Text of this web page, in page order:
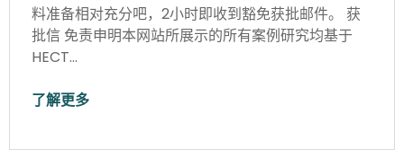
料准备相对充分吧，2小时即收到豁免获批邮件。 获
批信 免责申明本网站所展示的所有案例研究均基于
HECT…
了解更多